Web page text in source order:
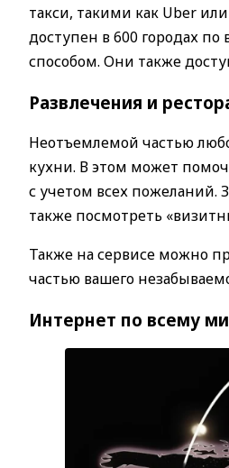
такси, такими как Uber
доступен в 600 городах
способом. Они также
Развлечения и
Неотъемлемой частью
кухни. В этом может
с учетом всех пожеланий.
также посмотреть
Также на сервисе можно
частью вашего
Интернет по всему